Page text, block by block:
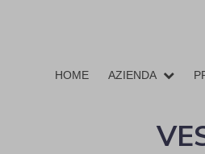
HOME AZIENDA